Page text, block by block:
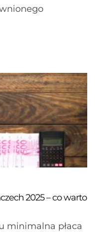
2025 – co warto
minimalna płaca